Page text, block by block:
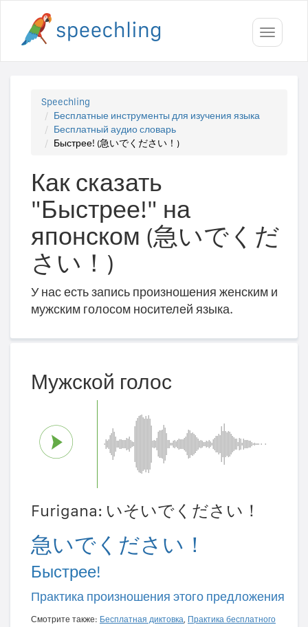
Toggle
Speechling
Бесплатные инструменты для изучения языка
Бесплатный аудио словарь
Быстрее! (急いでください！)
Как сказать
"Быстрее!" на
японском (急いでくだ
さい！)
У нас есть запись произношения женским и
мужским голосом носителей языка.
Мужской голос
Furigana: いそいでください！
急いでください！
Быстрее!
Практика произношения этого предложения
Смотрите также: Бесплатная диктовка, Практика бесплатного